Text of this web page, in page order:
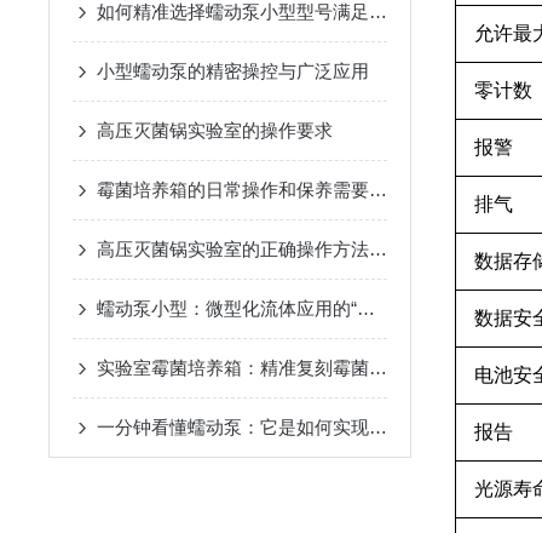
如何精准选择蠕动泵小型型号满足实验与生产需求
小型蠕动泵的精密操控与广泛应用
高压灭菌锅实验室的操作要求
霉菌培养箱的日常操作和保养需要注意哪些方面？
高压灭菌锅实验室的正确操作方法你真的掌握了吗？
蠕动泵小型：微型化流体应用的“灵动心脏”
实验室霉菌培养箱：精准复刻霉菌生长环境，赋能微生物研究新突破
一分钟看懂蠕动泵：它是如何实现无污染流体传输的？
允许最
零计数
报警
排气
数据存
数据安
电池安
报告
光源寿